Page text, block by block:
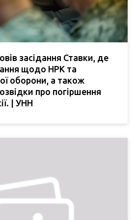
засідання Ставки, де
щодо НРК та
оборони, а також
про погіршення
| УНН